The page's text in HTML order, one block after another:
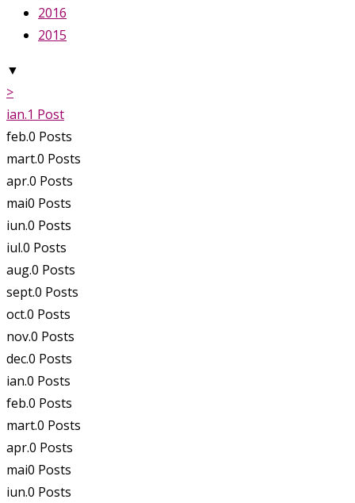
2016
2015
▼
>
ian.1 Post
feb.0 Posts
mart.0 Posts
apr.0 Posts
mai0 Posts
iun.0 Posts
iul.0 Posts
aug.0 Posts
sept.0 Posts
oct.0 Posts
nov.0 Posts
dec.0 Posts
ian.0 Posts
feb.0 Posts
mart.0 Posts
apr.0 Posts
mai0 Posts
iun.0 Posts